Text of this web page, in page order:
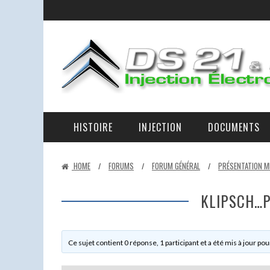
HISTOIRE INJECTION DOCUMENTS
HOME / FORUMS / FORUM GÉNÉRAL / PRÉSENTATION
Ce sujet contient 0 réponse, 1 participant et a été mis à jour